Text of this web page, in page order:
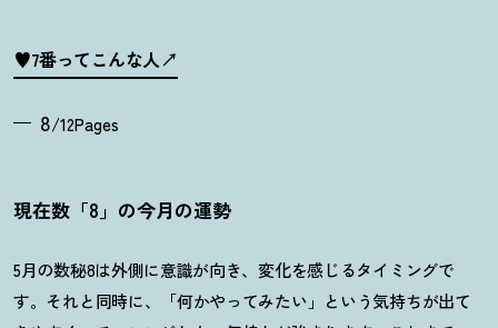
♥7番ってこんな人
8/12Pages
現在数「8」の今月の運勢
5月の数秘8は外側に意識が向き、変化を感じるタイミングで
す。それと同時に、「何かやってみたい」という気持ちが出て